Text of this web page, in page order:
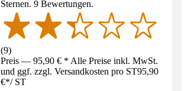
Sternen. 9 Bewertungen.
(9)
Preis — 95,90 € * Alle Preise inkl. MwSt.
und ggf. zzgl. Versandkosten pro ST95,90
€*/ ST